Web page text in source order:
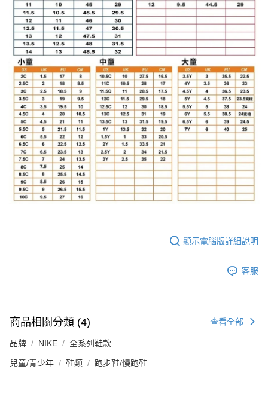
顯示電腦版詳細說明
客服
商品相關分類 (4) 查看全部
品牌 NIKE 全系列鞋款
兒童/青少年 鞋類 跑步鞋/慢跑鞋